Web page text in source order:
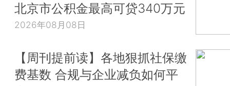
北京市公积金最高可贷340万元
2026年08月08日
【周刊提前读】各地狠抓社保缴
费基数 合规与企业减负如何平